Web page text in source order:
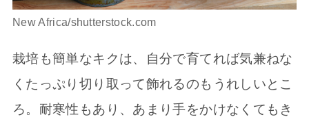
New Africa/shutterstock.com
栽培も簡単なキクは、自分で育てれば気兼ねな
くたっぷり切り取って飾れるのもうれしいとこ
ろ。耐寒性もあり、あまり手をかけなくてもき